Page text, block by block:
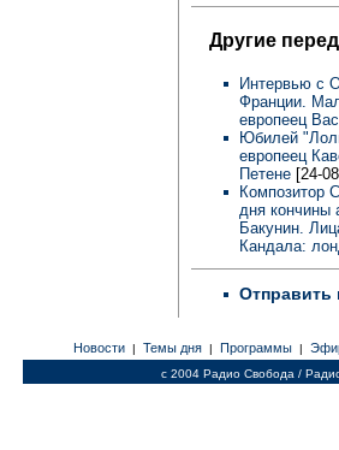
Другие
Интервью с
Франции.
европеец
Юбилей
европеец
Петене [24-
Композитор
дня кончины
Бакунин.
Кандала:
Отправить
Новости | Темы дня | Программы |
c 2004 Радио Свобода /